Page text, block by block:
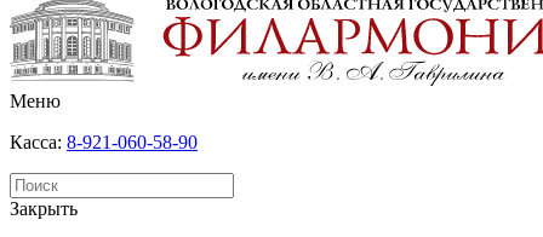
Меню
Касса: 8-921-060-58-90
Закрыть